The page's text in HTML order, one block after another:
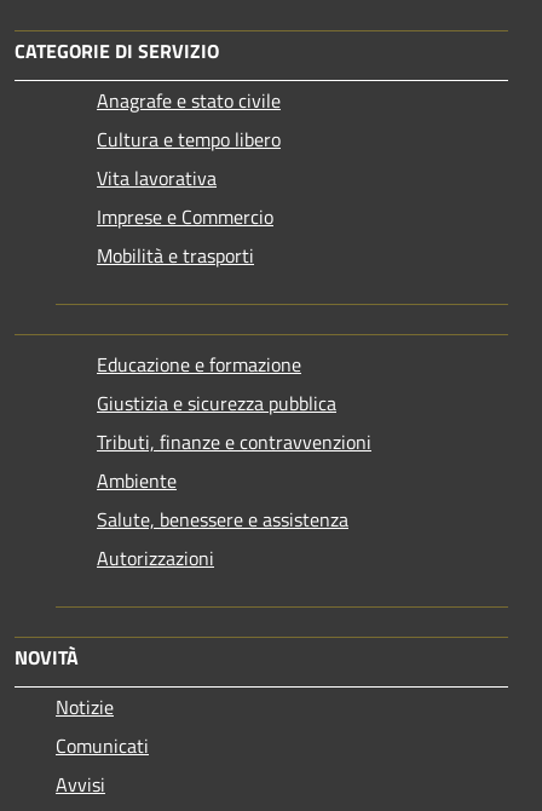
CATEGORIE DI SERVIZIO
Anagrafe e stato civile
Cultura e tempo libero
Vita lavorativa
Imprese e Commercio
Mobilità e trasporti
Educazione e formazione
Giustizia e sicurezza pubblica
Tributi, finanze e contravvenzioni
Ambiente
Salute, benessere e assistenza
Autorizzazioni
NOVITÀ
Notizie
Comunicati
Avvisi